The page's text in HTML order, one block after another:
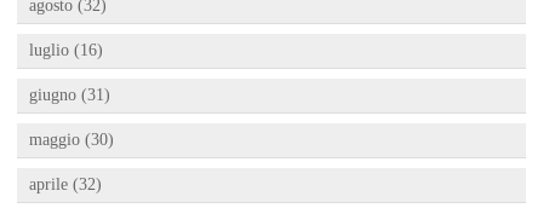
agosto (32)
luglio (16)
giugno (31)
maggio (30)
aprile (32)